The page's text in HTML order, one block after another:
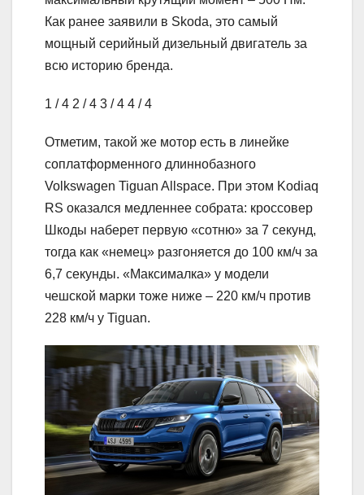
Как ранее заявили в Skoda, это самый
мощный серийный дизельный двигатель за
всю историю бренда.
1 / 4 2 / 4 3 / 4 4 / 4
Отметим, такой же мотор есть в линейке
соплатформенного длиннобазного
Volkswagen Tiguan Allspace. При этом Kodiaq
RS оказался медленнее собрата: кроссовер
Шкоды наберет первую «сотню» за 7 секунд,
тогда как «немец» разгоняется до 100 км/ч за
6,7 секунды. «Максималка» у модели
чешской марки тоже ниже – 220 км/ч против
228 км/ч у Tiguan.